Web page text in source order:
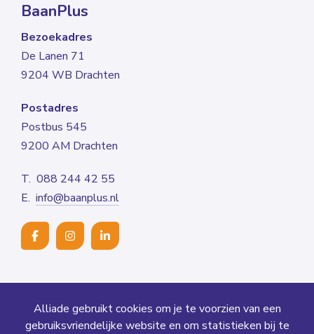
BaanPlus
Bezoekadres
De Lanen 71
9204 WB Drachten
Postadres
Postbus 545
9200 AM Drachten
T. 088 244 42 55
E. info@baanplus.nl
Privacy Klachtenprotocol Sitemap
Alliade gebruikt cookies om je te voorzien van een
gebruiksvriendelijke website en om statistieken bij te